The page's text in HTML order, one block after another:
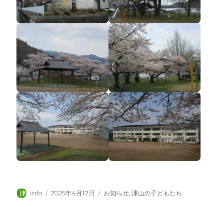
投
info
投
2025年4月17日
カ
お知らせ,津山の子どもたち